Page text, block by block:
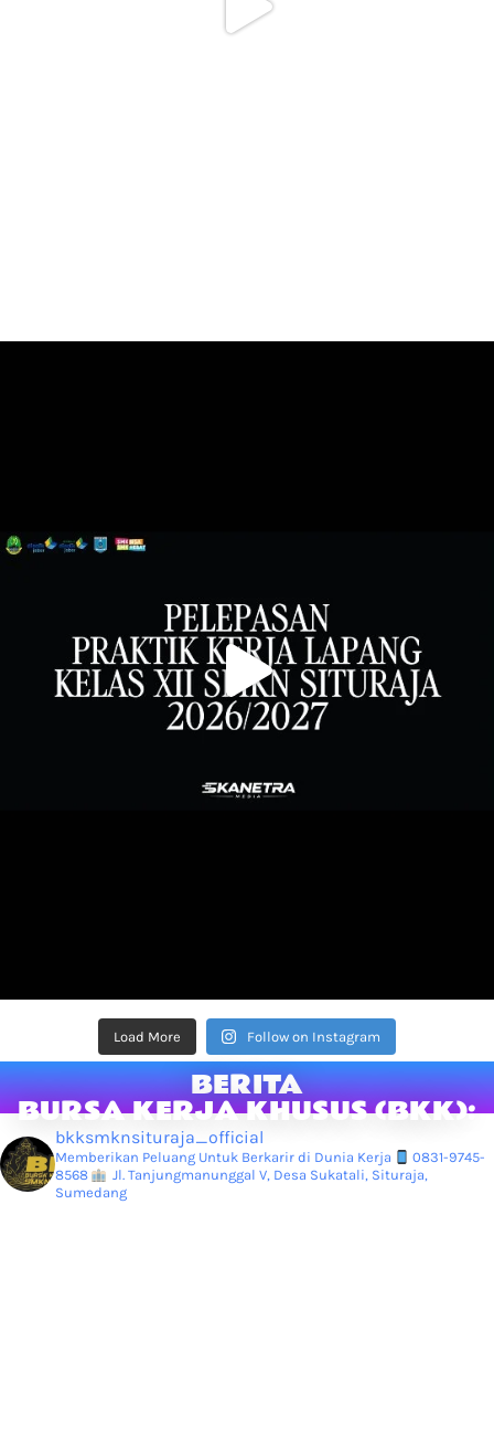
Load More Follow on Instagram
BERITA
BURSA KERJA KHUSUS (BKK):
bkksmknsituraja_official
Memberikan Peluang Untuk Berkarir di Dunia Kerja
0831-9745-
8568
Jl. Tanjungmanunggal V, Desa Sukatali, Situraja,
Sumedang